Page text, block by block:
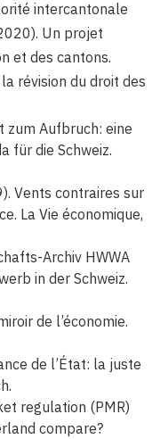
intercantonale
Un projet
et des cantons.
révision du droit des
zum Aufbruch: eine
für die Schweiz.
Vents contraires sur
La Vie économique,
Archiv HWWA
in der Schweiz.
de l’économie.
de l’État: la juste
regulation (PMR)
compare?